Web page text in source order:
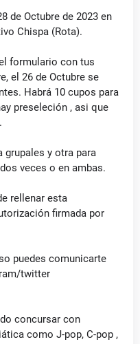
de Octubre de 2023 en
Chispa (Rota).
formulario con tus
el 26 de Octubre se
Habrá 10 cupos para
preseleción , asi que
grupales y otra para
veces o en ambas.
rellenar esta
firmada por
puedes comunicarte
twitter
concursar con
como J-pop, C-pop ,